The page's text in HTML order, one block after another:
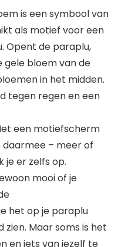
is een symbool van
als motief voor een
Opent de paraplu,
gele bloem van de
in het midden.
tegen regen en een
een motiefscherm
– meer of
je er zelfs op.
mooi of je
het op je paraplu
Maar soms is het
en iets van jezelf te